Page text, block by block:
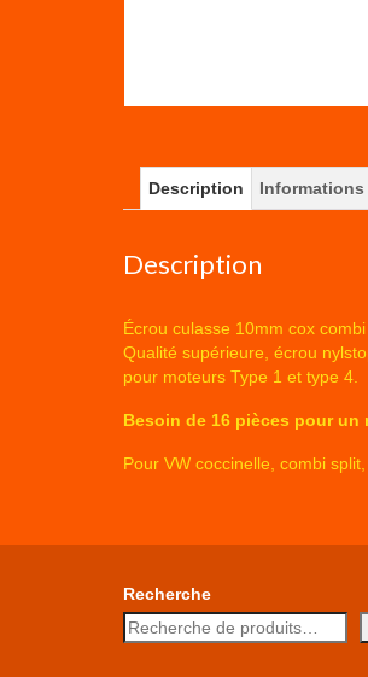
Description Informations
Description
Écrou culasse 10mm cox
Qualité supérieure, écrou
pour moteurs Type 1 et type 4.
Besoin de 16 pièces pour un
Pour VW coccinelle, combi
Recherche